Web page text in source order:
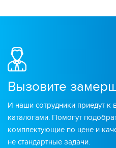
Вызовите
И наши сотрудники приедут к
каталогами. Помогут
комплектующие по цене и
не стандартные задачи.